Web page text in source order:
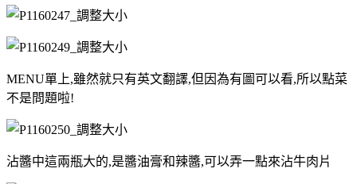
MENU單上,雖然就只有英文翻譯,但因為有圖可以看,所以點菜
不是問題啦!
沾醬中這兩瓶大的,是醬油膏和辣醬,可以弄一點來沾牛肉片